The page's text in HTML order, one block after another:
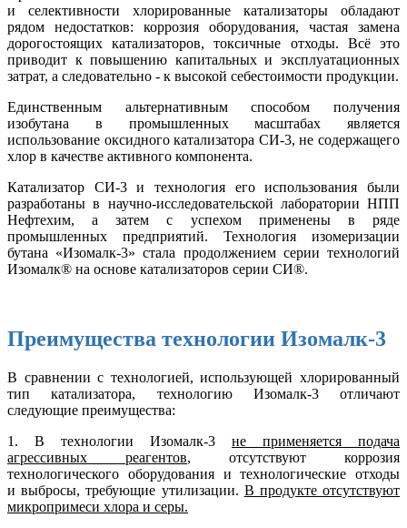
и селективности хлорированные катализаторы обладают
рядом недостатков: коррозия оборудования, частая замена
дорогостоящих катализаторов, токсичные отходы. Всё это
приводит к повышению капитальных и эксплуатационных
затрат, а следовательно - к высокой себестоимости продукции.
Единственным альтернативным способом получения
изобутана в промышленных масштабах является
использование оксидного катализатора СИ-3, не содержащего
хлор в качестве активного компонента.
Катализатор СИ-3 и технология его использования были
разработаны в научно-исследовательской лаборатории НПП
Нефтехим, а затем с успехом применены в ряде
промышленных предприятий. Технология изомеризации
бутана «Изомалк-3» стала продолжением серии технологий
Изомалк® на основе катализаторов серии СИ®.
Преимущества технологии Изомалк-3
В сравнении с технологией, использующей хлорированный
тип катализатора, технологию Изомалк-3 отличают
следующие преимущества:
1. В технологии Изомалк-3 не применяется подача
агрессивных реагентов, отсутствуют коррозия
технологического оборудования и технологические отходы
и выбросы, требующие утилизации. В продукте отсутствуют
микропримеси хлора и серы.